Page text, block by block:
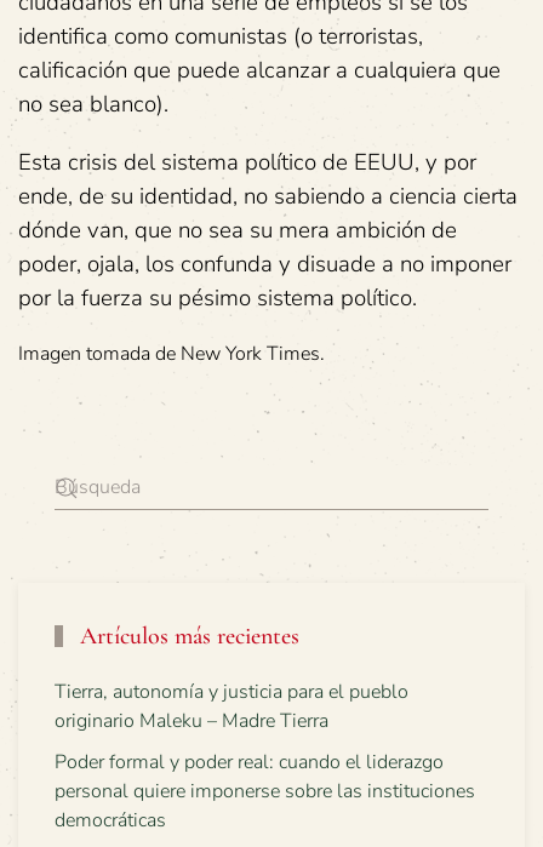
identifica como comunistas (o terroristas,
calificación que puede alcanzar a cualquiera que
no sea blanco).
Esta crisis del sistema político de EEUU, y por
ende, de su identidad, no sabiendo a ciencia cierta
dónde van, que no sea su mera ambición de
poder, ojala, los confunda y disuade a no imponer
por la fuerza su pésimo sistema político.
Imagen tomada de New York Times.
Artículos más recientes
Tierra, autonomía y justicia para el pueblo
originario Maleku – Madre Tierra
Poder formal y poder real: cuando el liderazgo
personal quiere imponerse sobre las instituciones
democráticas